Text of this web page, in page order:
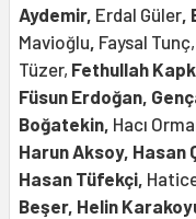
Aydemir, Erdal Güler,
Mavioğlu, Faysal Tunç,
Tüzer, Fethullah
Füsun Erdoğan,
Boğatekin, Hacı
Harun Aksoy, Hasan
Hasan Tüfekçi,
Beşer, Helin